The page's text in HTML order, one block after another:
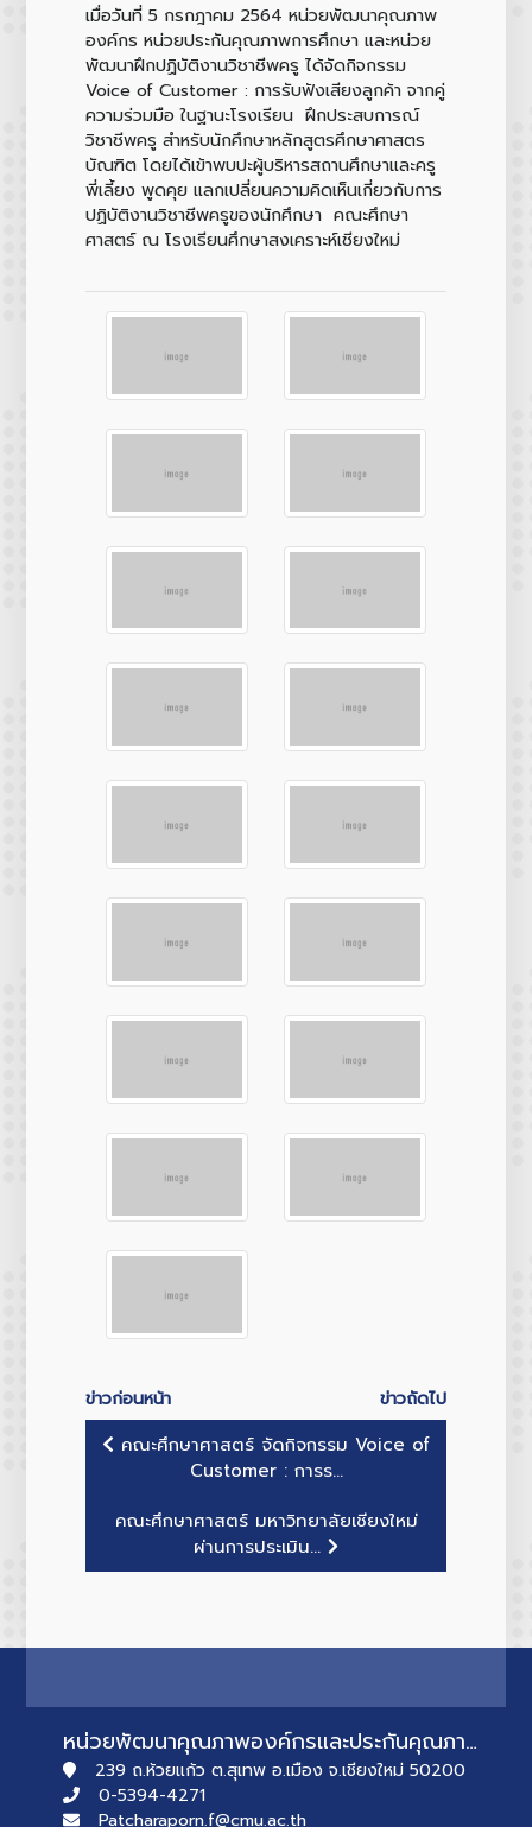
เมื่อวันที่ 5 กรกฎาคม 2564 หน่วยพัฒนาคุณภาพ
องค์กร หน่วยประกันคุณภาพการศึกษา และหน่วย
พัฒนาฝึกปฏิบัติงานวิชาชีพครู ได้จัดกิจกรรม
Voice of Customer : การรับฟังเสียงลูกค้า จากคู่
ความร่วมมือ ในฐานะโรงเรียน ฝึกประสบการณ์
วิชาชีพครู สำหรับนักศึกษาหลักสูตรศึกษาศาสตร
บัณฑิต โดยได้เข้าพบปะผู้บริหารสถานศึกษาและครู
พี่เลี้ยง พูดคุย แลกเปลี่ยนความคิดเห็นเกี่ยวกับการ
ปฏิบัติงานวิชาชีพครูของนักศึกษา คณะศึกษา
ศาสตร์ ณ โรงเรียนศึกษาสงเคราะห์เชียงใหม่
ข่าวก่อนหน้า
ข่าวถัดไป
คณะศึกษาศาสตร์ จัดกิจกรรม Voice of
Customer : การร...
คณะศึกษาศาสตร์ มหาวิทยาลัยเชียงใหม่
ผ่านการประเมิน...
หน่วยพัฒนาคุณภาพองค์กรและประกันคุณภาพการศึกษา
239 ถ.ห้วยแก้ว ต.สุเทพ อ.เมือง จ.เชียงใหม่ 50200
0-5394-4271
Patcharaporn.f@cmu.ac.th